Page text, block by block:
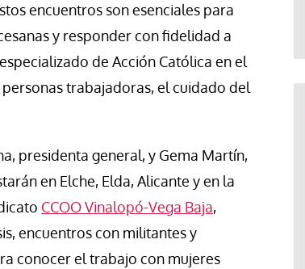
encuentros son esenciales para
y responder con fidelidad a
de Acción Católica en el
trabajadoras, el cuidado del
presidenta general, y Gema Martín,
en Elche, Elda, Alicante y en la
CCOO Vinalopó-Vega Baja,
encuentros con militantes y
conocer el trabajo con mujeres